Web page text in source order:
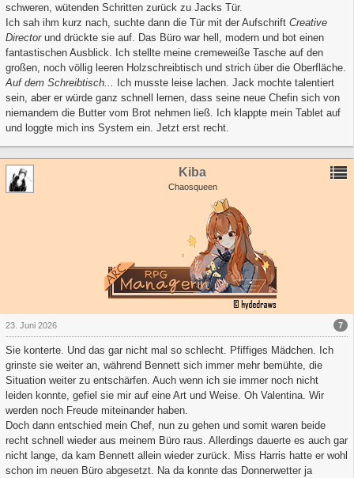
schweren, wütenden Schritten zurück zu Jacks Tür.
Ich sah ihm kurz nach, suchte dann die Tür mit der Aufschrift Creative
Directorund drückte sie auf. Das Büro war hell, modern und bot einen
fantastischen Ausblick. Ich stellte meine cremeweiße Tasche auf den
großen, noch völlig leeren Holzschreibtisch und strich über die Oberfläche.
Auf dem Schreibtisch...
Ich musste leise lachen. Jack mochte talentiert
sein, aber er würde ganz schnell lernen, dass seine neue Chefin sich von
niemandem die Butter vom Brot nehmen ließ. Ich klappte mein Tablet auf
und loggte mich ins System ein. Jetzt erst recht.
Kiba
Chaosqueen
7
23. Juni 2026
Sie konterte. Und das gar nicht mal so schlecht. Pfiffiges Mädchen. Ich
grinste sie weiter an, während Bennett sich immer mehr bemühte, die
Situation weiter zu entschärfen. Auch wenn ich sie immer noch nicht
leiden konnte, gefiel sie mir auf eine Art und Weise. Oh Valentina. Wir
werden noch Freude miteinander haben.
Doch dann entschied mein Chef, nun zu gehen und somit waren beide
recht schnell wieder aus meinem Büro raus. Allerdings dauerte es auch gar
nicht lange, da kam Bennett allein wieder zurück. Miss Harris hatte er wohl
schon im neuen Büro abgesetzt. Na da konnte das Donnerwetter ja